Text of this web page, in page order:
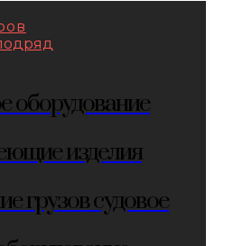
оборудование
изделия
грузов судовое